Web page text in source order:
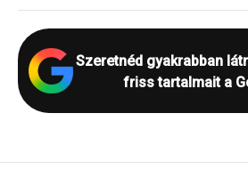
Szeretnéd gyakrabban
friss tartalmait a